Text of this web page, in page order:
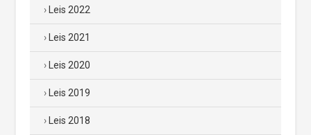
Leis 2022
Leis 2021
Leis 2020
Leis 2019
Leis 2018